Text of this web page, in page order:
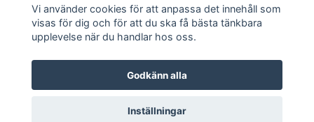
Läs mer
© 2026 JALEO
Vi använder cookies för att anpassa det innehåll som
visas för dig och för att du ska få bästa tänkbara
upplevelse när du handlar hos oss.
Godkänn alla
Inställningar